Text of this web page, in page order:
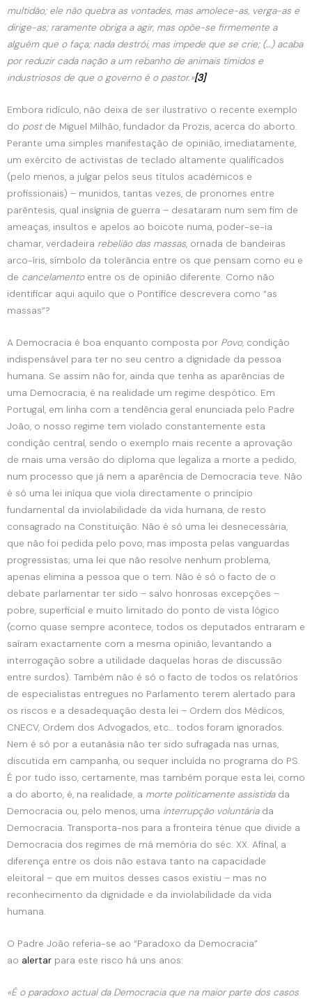
multidão; ele não quebra as vontades, mas amolece-as, verga-as e
dirige-as; raramente obriga a agir, mas opõe-se firmemente a
alguém que o faça; nada destrói, mas impede que se crie; (…) acaba
por reduzir cada nação a um rebanho de animais tímidos e
industriosos de que o governo é o pastor.»[3]
Embora ridículo, não deixa de ser ilustrativo o recente exemplo
do postde Miguel Milhão, fundador da Prozis, acerca do aborto.
Perante uma simples manifestação de opinião, imediatamente,
um exército de activistas de teclado altamente qualificados
(pelo menos, a julgar pelos seus títulos académicos e
profissionais) – munidos, tantas vezes, de pronomes entre
parêntesis, qual insígnia de guerra – desataram num sem fim de
ameaças, insultos e apelos ao boicote numa, poder-se-ia
chamar, verdadeira rebelião das massas, ornada de bandeiras
arco-íris, símbolo da tolerância entre os que pensam como eu e
de cancelamentoentre os de opinião diferente. Como não
identificar aqui aquilo que o Pontífice descrevera como “as
massas”?
A Democracia é boa enquanto composta por Povo, condição
indispensável para ter no seu centro a dignidade da pessoa
humana. Se assim não for, ainda que tenha as aparências de
uma Democracia, é na realidade um regime despótico. Em
Portugal, em linha com a tendência geral enunciada pelo Padre
João, o nosso regime tem violado constantemente esta
condição central, sendo o exemplo mais recente a aprovação
de mais uma versão do diploma que legaliza a morte a pedido,
num processo que já nem a aparência de Democracia teve. Não
é só uma lei iníqua que viola directamente o princípio
fundamental da inviolabilidade da vida humana, de resto
consagrado na Constituição. Não é só uma lei desnecessária,
que não foi pedida pelo povo, mas imposta pelas vanguardas
progressistas; uma lei que não resolve nenhum problema,
apenas elimina a pessoa que o tem. Não é só o facto de o
debate parlamentar ter sido – salvo honrosas excepções –
pobre, superficial e muito limitado do ponto de vista lógico
(como quase sempre acontece, todos os deputados entraram e
saíram exactamente com a mesma opinião, levantando a
interrogação sobre a utilidade daquelas horas de discussão
entre surdos). Também não é só o facto de todos os relatórios
de especialistas entregues no Parlamento terem alertado para
os riscos e a desadequação desta lei – Ordem dos Médicos,
CNECV, Ordem dos Advogados, etc… todos foram ignorados.
Nem é só por a eutanásia não ter sido sufragada nas urnas,
discutida em campanha, ou sequer incluída no programa do PS.
É por tudo isso, certamente, mas também porque esta lei, como
a do aborto, é, na realidade, a morte politicamente assistidada
Democracia ou, pelo menos, uma interrupção voluntáriada
Democracia. Transporta-nos para a fronteira ténue que divide a
Democracia dos regimes de má memória do séc. XX. Afinal, a
diferença entre os dois não estava tanto na capacidade
eleitoral – que em muitos desses casos existiu – mas no
reconhecimento da dignidade e da inviolabilidade da vida
humana.
O Padre João referia-se ao “Paradoxo da Democracia”
ao alertar para este risco há uns anos:
«É o paradoxo actual da Democracia que na maior parte dos casos